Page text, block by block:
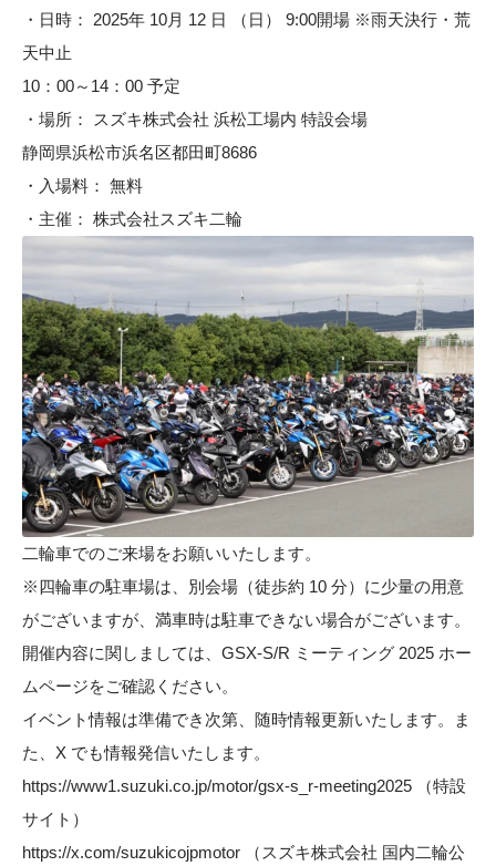
・日時： 2025年 10月 12 日 （日） 9:00開場 ※雨天決行・荒
天中止
10：00～14：00 予定
・場所： スズキ株式会社 浜松工場内 特設会場
静岡県浜松市浜名区都田町8686
・入場料： 無料
・主催： 株式会社スズキ二輪
二輪車でのご来場をお願いいたします。
※四輪車の駐車場は、別会場（徒歩約 10 分）に少量の用意
がございますが、満車時は駐車できない場合がございます。
開催内容に関しましては、GSX-S/R ミーティング 2025 ホー
ムページをご確認ください。
イベント情報は準備でき次第、随時情報更新いたします。ま
た、X でも情報発信いたします。
https://www1.suzuki.co.jp/motor/gsx-s_r-meeting2025
（特設
サイト）
https://x.com/suzukicojpmotor
（スズキ株式会社 国内二輪公